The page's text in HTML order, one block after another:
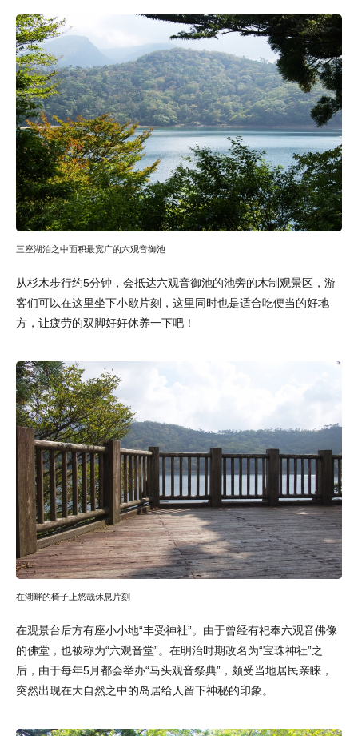
三座湖泊之中面积最宽广的六观音御池
从杉木步行约5分钟，会抵达六观音御池的池旁的木制观景区，游
客们可以在这里坐下小歇片刻，这里同时也是适合吃便当的好地
方，让疲劳的双脚好好休养一下吧！
在湖畔的椅子上悠哉休息片刻
在观景台后方有座小小地“丰受神社”。由于曾经有祀奉六观音佛像
的佛堂，也被称为“六观音堂”。在明治时期改名为“宝珠神社”之
后，由于每年5月都会举办“马头观音祭典”，颇受当地居民亲睐，
突然出现在大自然之中的岛居给人留下神秘的印象。